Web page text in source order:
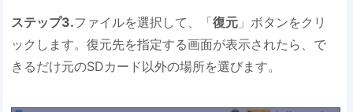
ステップ3.ファイルを選択して、「復元 」ボタンをクリ
ックします。復元先を指定する画面が表示されたら、で
きるだけ元のSDカード以外の場所を選びます。